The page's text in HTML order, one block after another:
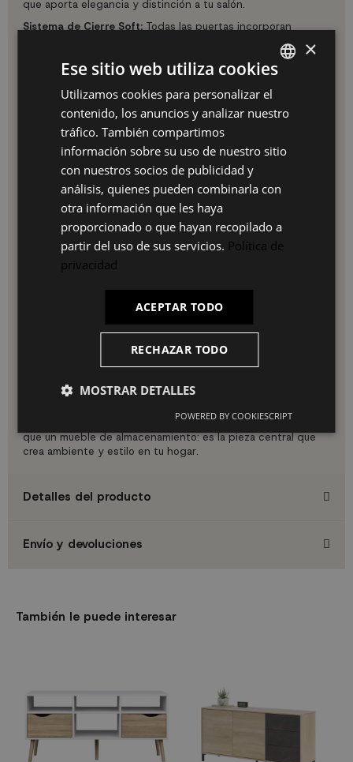
que aporta elegancia y distinción a tu salón.
Sistema de Cierre Soft:Todas las puertas incorporan
bisagras con tecnología soft-close para un cierre suave,
Especificaciones Técnicas:
Medidas: 207X80X37 cm (Ancho x Alto x Fondo)
Configuración: 4 puertas
Chimenea LED integrada
Potencia chimenea: 34w
Mando a distancia incluido (pilas no incluidas)
Material: Melamina de alta calidad
Acabado: Roble claro suave con veteado poroso
Sistema de bisagras soft-close
Garantía: 3 años
Ideal para: Salones, comedores, recibidores amplios o
cualquier estancia donde quieras combinar almacenamiento
Combina funcionalidad y ambiente en un solo mueble
Acabados premium con tacto natural
Transforma tu salón con este aparador que es mucho más
que un mueble de almacenamiento: es la pieza central que
crea ambiente y estilo en tu hogar.
Detalles del producto
Envío y devoluciones
También le puede interesar
SPANISH
ES
PT
×
Ese sitio web utiliza cookies
Utilizamos cookies para personalizar el
contenido, los anuncios y analizar nuestro
tráfico. También compartimos
información sobre su uso de nuestro sitio
con nuestros socios de publicidad y
análisis, quienes pueden combinarla con
otra información que les haya
proporcionado o que hayan recopilado a
partir del uso de sus servicios. Política de
privacidad
ACEPTAR TODO
RECHAZAR TODO
MOSTRAR DETALLES
POWERED BY COOKIESCRIPT